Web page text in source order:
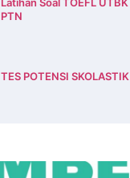
PTN
TES POTENSI SKOLASTIK